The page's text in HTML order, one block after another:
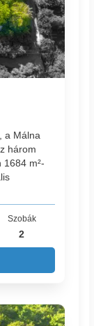
a Málna
három
m²-
Szobák
2